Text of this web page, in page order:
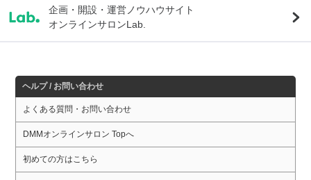
企画・開設・運営ノウハウサイト
オンラインサロンLab.
ヘルプ / お問い合わせ
よくある質問・お問い合わせ
DMMオンラインサロン Topへ
初めての方はこちら